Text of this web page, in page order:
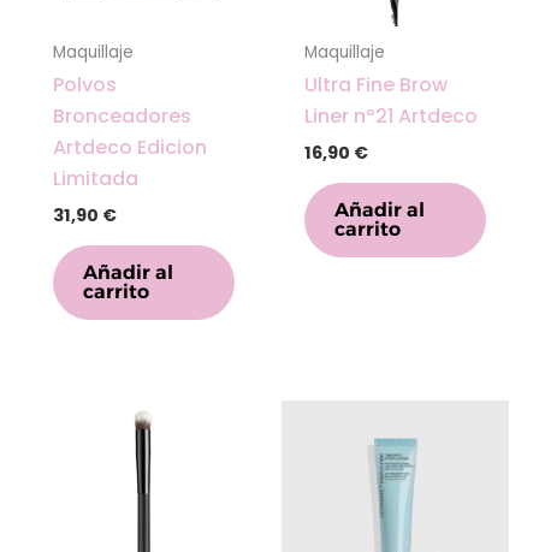
Maquillaje
Polvos
Bronceadores
Artdeco Edicion
Limitada
31,90 €
Añadir al
carrito
Maquillaje
Ultra Fine Brow
Liner nº21 Artdeco
16,90 €
Añadir al
carrito